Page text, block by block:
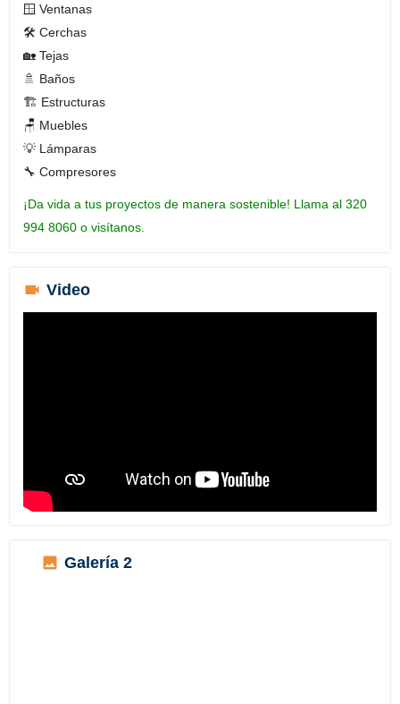
🪟 Ventanas
🛠️ Cerchas
🏡 Tejas
🚿 Baños
🏗️ Estructuras
🪑 Muebles
💡 Lámparas
🔧 Compresores
¡Da vida a tus proyectos de manera sostenible! Llama al 320
994 8060 o visítanos.
Video
Galería 2